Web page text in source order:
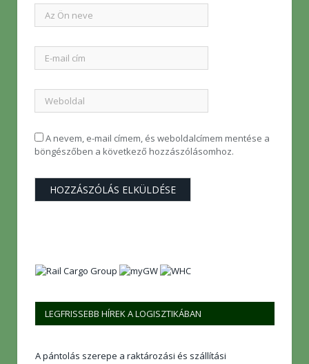
A nevem, e-mail címem, és weboldalcímem mentése a
böngészőben a következő hozzászólásomhoz.
LEGFRISSEBB HÍREK A LOGISZTIKÁBAN
A pántolás szerepe a raktározási és szállítási